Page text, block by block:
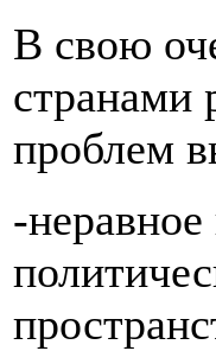
В свою
странами
проблем
-